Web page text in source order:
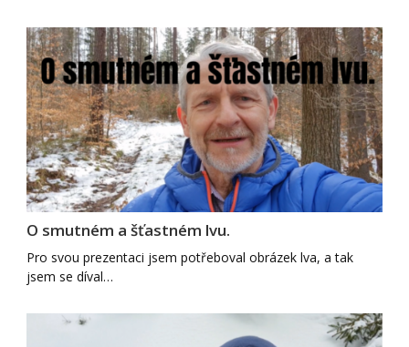
O smutném a šťastném lvu.
Pro svou prezentaci jsem potřeboval obrázek lva, a tak
jsem se díval…